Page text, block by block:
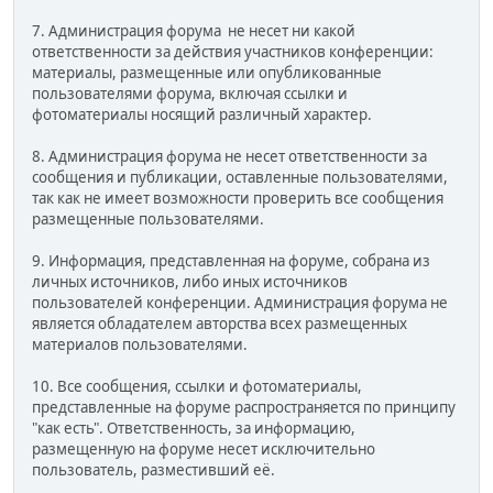
7. Администрация форума не несет ни какой
ответственности за действия участников конференции:
материалы, размещенные или опубликованные
пользователями форума, включая ссылки и
фотоматериалы носящий различный характер.
8. Администрация форума не несет ответственности за
сообщения и публикации, оставленные пользователями,
так как не имеет возможности проверить все сообщения
размещенные пользователями.
9. Информация, представленная на форуме, собрана из
личных источников, либо иных источников
пользователей конференции. Администрация форума не
является обладателем авторства всех размещенных
материалов пользователями.
10. Все сообщения, ссылки и фотоматериалы,
представленные на форуме распространяется по принципу
"как есть". Ответственность, за информацию,
размещенную на форуме несет исключительно
пользователь, разместивший её.